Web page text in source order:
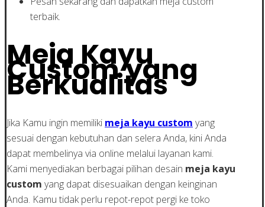
terbaik.
Meja Kayu
Custom yang
Berkualitas
Jika Kamu ingin memiliki meja kayu custom yang
sesuai dengan kebutuhan dan selera Anda, kini Anda
dapat membelinya via online melalui layanan kami.
Kami menyediakan berbagai pilihan desain meja kayu
custom yang dapat disesuaikan dengan keinginan
Anda. Kamu tidak perlu repot-repot pergi ke toko